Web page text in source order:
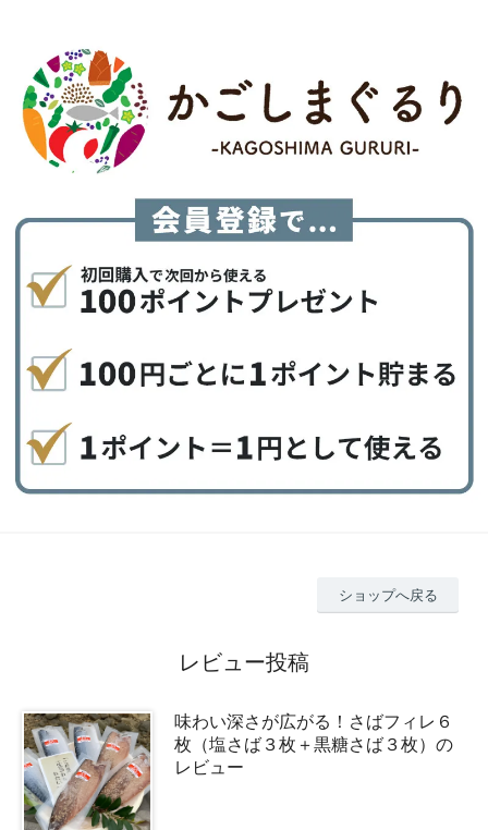
ショップへ戻る
レビュー投稿
味わい深さが広がる！さばフィレ６
枚（塩さば３枚＋黒糖さば３枚）の
レビュー